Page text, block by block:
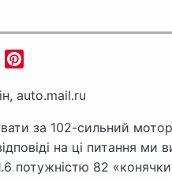
Odnoklassniki
auto.mail.ru
за 102-сильний
на ці питання
потужністю 82